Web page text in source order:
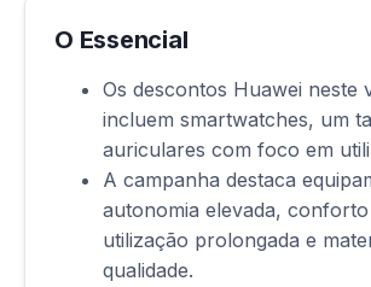
O Essencial
Os descontos Huawei neste
incluem smartwatches, um
auriculares com foco em
A campanha destaca
autonomia elevada, conforto
utilização prolongada e
qualidade.